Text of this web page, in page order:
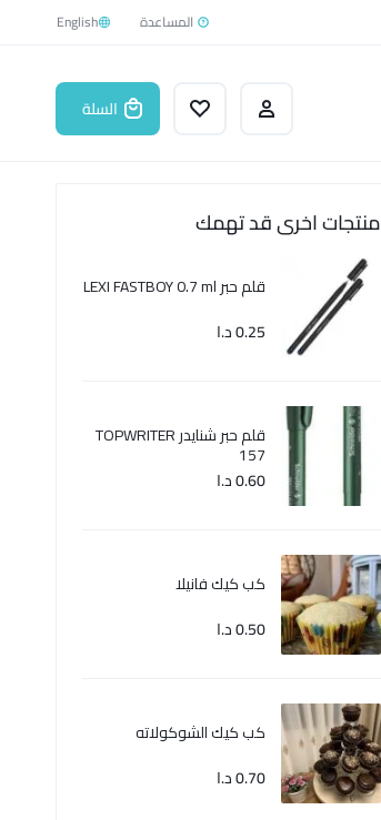
English
السلة
منتجات اخرى قد تهمك
قلم حبر LEXI FASTBOY 0.7 ml
0.25د.ا
قلم حبر شنايدر TOPWRITER
157
0.60د.ا
كب كيك فانيلا
0.50د.ا
كب كيك الشوكولاته
0.70د.ا